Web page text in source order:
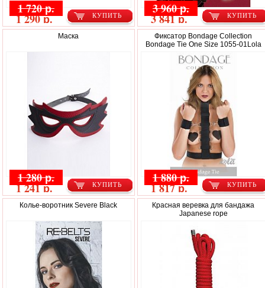
КУПИТЬ
1 720 р.
1 290 р. КУПИТЬ
3 960 р.
3 841 р.
Маска
КУПИТЬ
1 280 р.
1 241 р.
Фиксатор Bondage Collection
Bondage Tie One Size 1055-01Lola
КУПИТЬ
1 880 р.
1 817 р.
Колье-воротник Severe Black
Красная веревка для бандажа
Japanese rope